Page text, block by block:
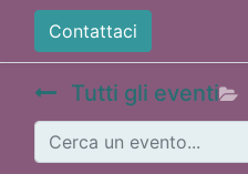
Contattaci
Tutti gli eventi